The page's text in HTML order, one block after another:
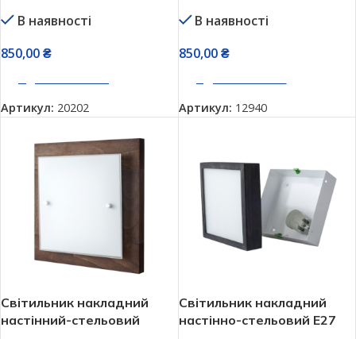
(28882 nature)
В наявності
850,00₴
Артикул: 20202
28882 brown
В наявності
850,00₴
Артикул: 12940
Світильник накладний
настінний-стельовий
Світильник накладний
настінно-стельовий Е27